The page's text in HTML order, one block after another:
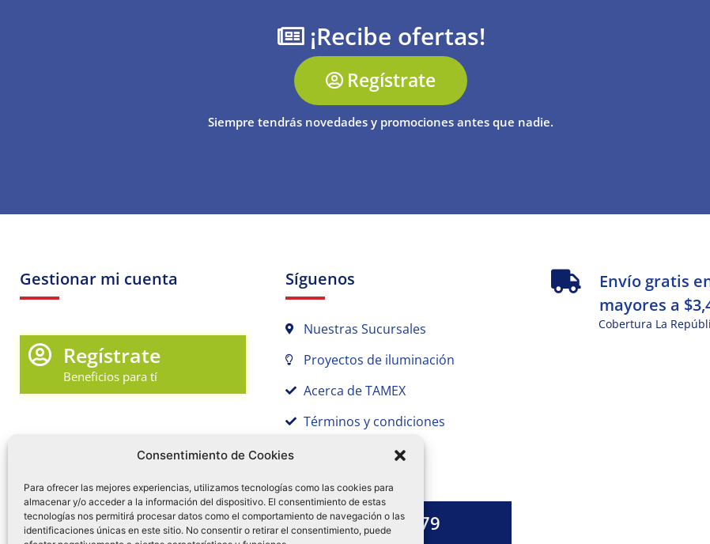
Consentimiento de Cookies
Para ofrecer las mejores experiencias, utilizamos tecnologías como las cookies para
almacenar y/o acceder a la información del dispositivo. El consentimiento de estas
tecnologías nos permitirá procesar datos como el comportamiento de navegación o las
identificaciones únicas en este sitio. No consentir o retirar el consentimiento, puede
¡Recibe ofertas!
Regístrate
Siempre tendrás novedades y promociones antes que nadie.
Gestionar mi cuenta
Regístrate
Beneficios para tí
Mi Cuenta en Tamex
Mis Favoritos
Síguenos
Nuestras Sucursales
Proyectos de iluminación
Acerca de TAMEX
Términos y condiciones
Aviso de Privacidad
55 1328 13 79
Envío gratis
mayores a
Cobertura La